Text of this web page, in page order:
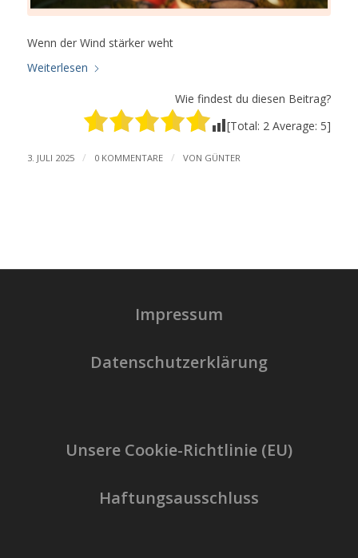
Wenn der Wind stärker weht
Weiterlesen
Wie findest du diesen Beitrag?
[Total: 2 Average: 5]
3. JULI 2025 / 0 KOMMENTARE / VON GÜNTER
Impressum
Datenschutzerklärung
Unsere Cookie-Richtlinie (EU)
Haftungsausschluss